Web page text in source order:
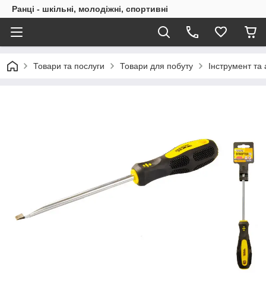
Ранці - шкільні, молодіжні, спортивні
Товари та послуги Товари для побуту Інструмент та